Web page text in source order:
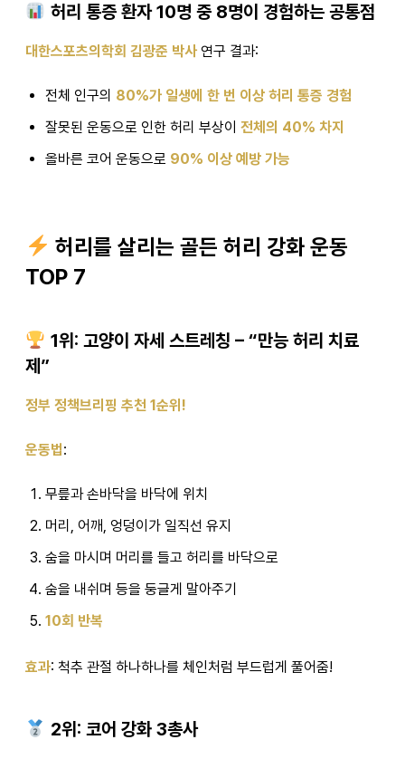
허리 통증 환자 10명 중 8명이 경험하는 공통점
대한스포츠의학회 김광준 박사 연구 결과:
전체 인구의 80%가 일생에 한 번 이상 허리 통증 경험
잘못된 운동으로 인한 허리 부상이전체의 40% 차지
올바른 코어 운동으로 90% 이상 예방 가능
허리를 살리는 골든 허리 강화 운동
TOP 7
1위: 고양이 자세 스트레칭 – “만능 허리 치료
제”
정부 정책브리핑 추천 1순위!
운동법:
무릎과 손바닥을 바닥에 위치
머리, 어깨, 엉덩이가 일직선 유지
숨을 마시며 머리를 들고 허리를 바닥으로
숨을 내쉬며 등을 둥글게 말아주기
10회 반복
효과: 척추 관절 하나하나를 체인처럼 부드럽게 풀어줌!
2위: 코어 강화 3총사